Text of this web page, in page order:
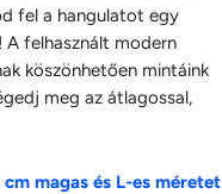
fel a hangulatot egy
felhasznált modern
köszönhetően mintáink
meg az átlagossal,
magas és L-es méretet